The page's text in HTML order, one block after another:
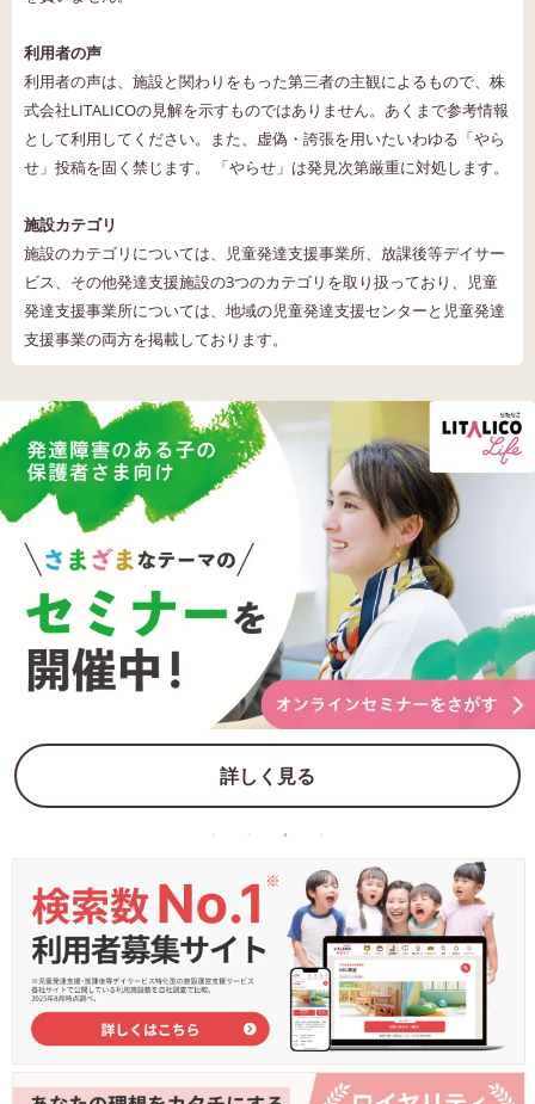
利用者の声
利用者の声は、施設と関わりをもった第三者の主観によるもので、株
式会社LITALICOの見解を示すものではありません。あくまで参考情報
として利用してください。また、虚偽・誇張を用いたいわゆる「やら
せ」投稿を固く禁じます。 「やらせ」は発見次第厳重に対処します。
施設カテゴリ
施設のカテゴリについては、児童発達支援事業所、放課後等デイサー
ビス、その他発達支援施設の3つのカテゴリを取り扱っており、児童
発達支援事業所については、地域の児童発達支援センターと児童発達
支援事業の両方を掲載しております。
詳しく見る